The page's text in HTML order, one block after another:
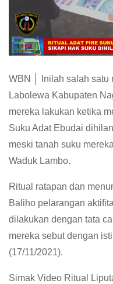
WBN │ Inilah salah satu
Labolewa Kabupaten
mereka lakukan ketika
Suku Adat Ebudai
meski tanah suku
Waduk Lambo.
Ritual ratapan dan
Baliho pelarangan
dilakukan dengan tata
mereka sebut dengan
(17/11/2021).
Simak Video Ritual